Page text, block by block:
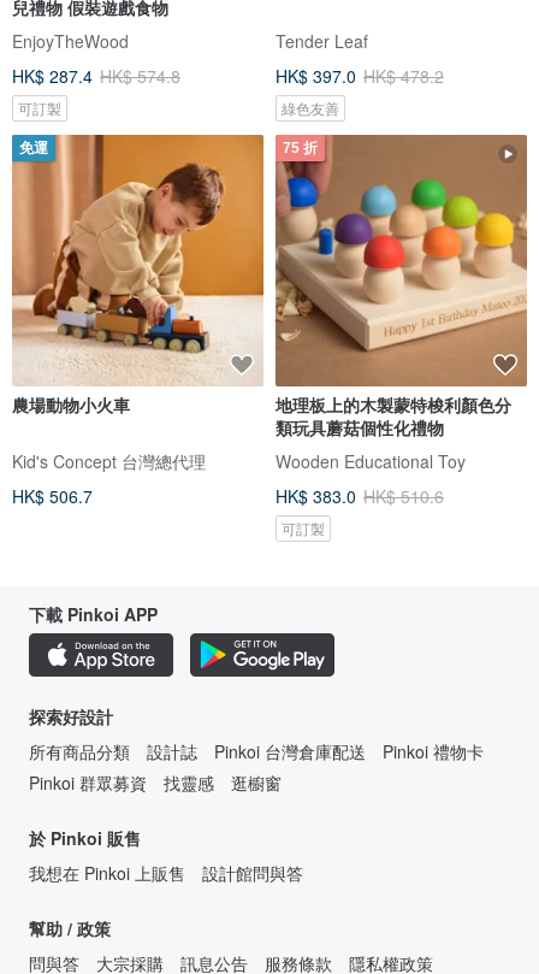
兒禮物 假裝遊戲食物
EnjoyTheWood
HK$ 287.4 HK$ 574.8
可訂製
Tender Leaf
HK$ 397.0 HK$ 478.2
綠色友善
免運
農場動物小火車
Kid's Concept 台灣總代理
HK$ 506.7
75 折
地理板上的木製蒙特梭利顏色分
類玩具蘑菇個性化禮物
Wooden Educational Toy
HK$ 383.0 HK$ 510.6
可訂製
下載 Pinkoi APP
探索好設計
所有商品分類
設計誌 Pinkoi 台灣倉庫配送
Pinkoi 禮物卡
Pinkoi 群眾募資
找靈感 逛櫥窗
於 Pinkoi 販售
我想在 Pinkoi 上販售
設計館問與答
幫助 / 政策
問與答
大宗採購 訊息公告 服務條款 隱私權政策